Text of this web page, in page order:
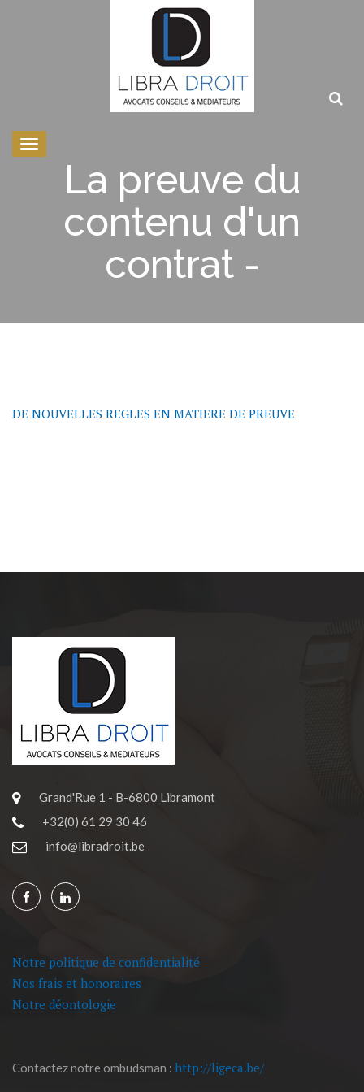
Toggle
navigationLa preuve du
contenu d'un
contrat -
DE NOUVELLES REGLES EN MATIERE DE PREUVE
Grand'Rue 1 - B-6800 Libramont
+32(0) 61 29 30 46
info@libradroit.be
Notre politique de confidentialité
Nos frais et honoraires
Notre déontologie
Contactez notre ombudsman : http://ligeca.be/